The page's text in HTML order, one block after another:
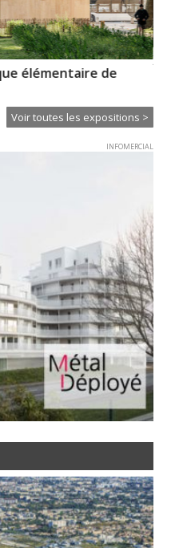
élémentaire de
Voir toutes les expositions >
INFOMERCIAL